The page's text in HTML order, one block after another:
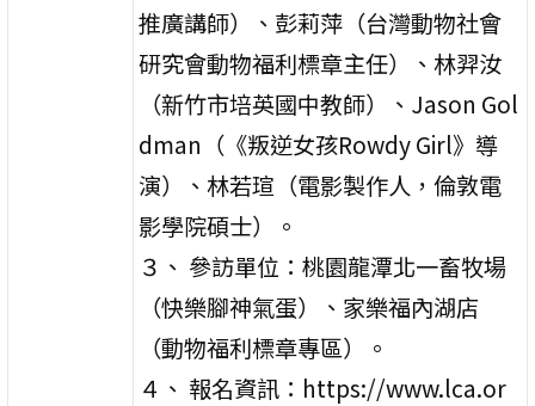
推廣講師）、彭莉萍（台灣動物社會
研究會動物福利標章主任）、林羿汝
（新竹市培英國中教師）、Jason Gol
dman（《叛逆女孩Rowdy Girl》導
演）、林若瑄（電影製作人，倫敦電
影學院碩士）。
３、 參訪單位：桃園龍潭北一畜牧場
（快樂腳神氣蛋）、家樂福內湖店
（動物福利標章專區）。
４、 報名資訊：https://www.lca.or